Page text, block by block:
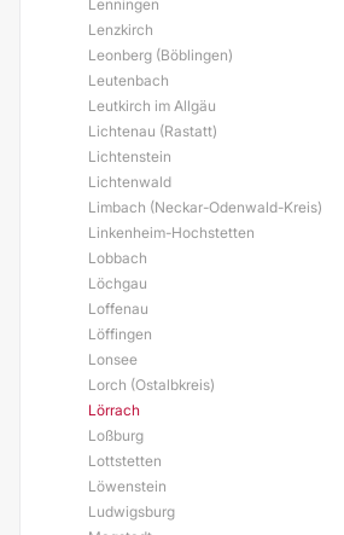
Lenningen
Lenzkirch
Leonberg (Böblingen)
Leutenbach
Leutkirch im Allgäu
Lichtenau (Rastatt)
Lichtenstein
Lichtenwald
Limbach (Neckar-Odenwald-Kreis)
Linkenheim-Hochstetten
Lobbach
Löchgau
Loffenau
Löffingen
Lonsee
Lorch (Ostalbkreis)
Lörrach
Loßburg
Lottstetten
Löwenstein
Ludwigsburg